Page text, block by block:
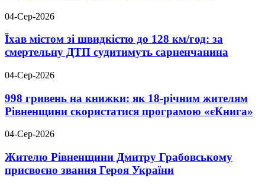
04-Сер-2026
Їхав містом зі швидкістю до 128 км/год: за
смертельну ДТП судитимуть сарненчанина
04-Сер-2026
998 гривень на книжки: як 18-річним жителям
Рівненщини скористатися програмою «єКнига»
04-Сер-2026
Жителю Рівненщини Дмитру Грабовському
присвоєно звання Героя України